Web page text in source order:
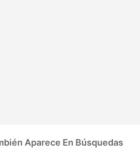
Aparece En Búsquedas